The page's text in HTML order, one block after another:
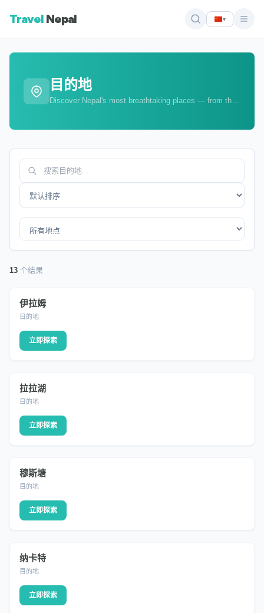
Travel Nepal ▾
目的地
Discover Nepal's most breathtaking places — from the Terai to the Himalayas
13 个结果
DESTINATION
伊拉姆
目的地
立即探索
DESTINATION
拉拉湖
目的地
立即探索
DESTINATION
穆斯塘
目的地
立即探索
DESTINATION
纳卡特
目的地
立即探索